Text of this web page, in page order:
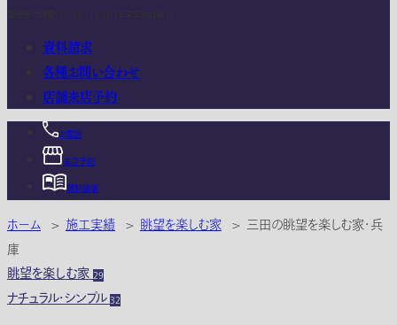
資料請求
各種お問い合わせ
店舗来店予約
お電話
来店予約
資料請求
ホーム > 施工実績 > 眺望を楽しむ家 > 三田の眺望を楽しむ家・兵
庫
眺望を楽しむ家29
ナチュラル・シンプル32